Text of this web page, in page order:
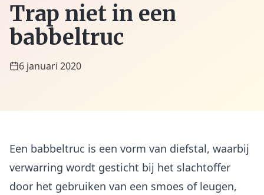
Trap niet in een
babbeltruc
6 januari 2020
Een babbeltruc is een vorm van diefstal, waarbij
verwarring wordt gesticht bij het slachtoffer
door het gebruiken van een smoes of leugen,